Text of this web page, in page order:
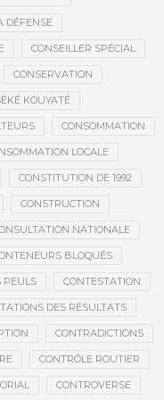
DÉFENSE
CONSEILLER SPÉCIAL
CONSERVATION
KOUYATÉ
CONSOMMATION
LOCALE
CONSTITUTION DE 1992
CONSTRUCTION
NATIONALE
BLOQUÉS
PEULS CONTESTATION
DES RÉSULTATS
CONTRADICTIONS
CONTRÔLE ROUTIER
CONTROVERSE